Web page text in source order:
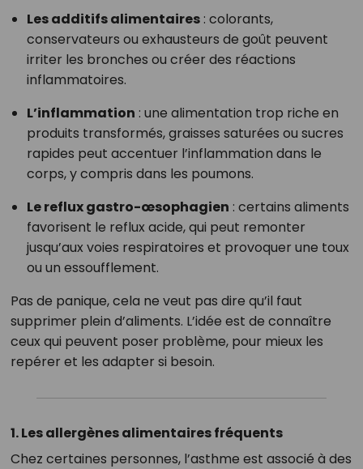
Les additifs alimentaires: colorants,
conservateurs ou exhausteurs de goût peuvent
irriter les bronches ou créer des réactions
inflammatoires.
L’inflammation : une alimentation trop riche en
produits transformés, graisses saturées ou sucres
rapides peut accentuer l’inflammation dans le
corps, y compris dans les poumons.
Le reflux gastro-œsophagien : certains aliments
favorisent le reflux acide, qui peut remonter
jusqu’aux voies respiratoires et provoquer une toux
ou un essoufflement.
Pas de panique, cela ne veut pas dire qu’il faut
supprimer plein d’aliments. L’idée est de connaître
ceux qui peuvent poser problème, pour mieux les
repérer et les adapter si besoin.
1. Les allergènes alimentaires fréquents
Chez certaines personnes, l’asthme est associé à des